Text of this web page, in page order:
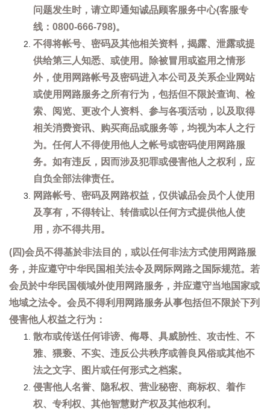
问题发生时，请立即通知诚品顾客服务中心(客服专
线：0800-666-798)。
不得将帐号、密码及其他相关资料，揭露、泄露或提
供给第三人知悉、或使用。除被冒用或盗用之情形
外，使用网路帐号及密码进入本公司及关系企业网站
或使用网路服务之所有行为，包括但不限於查询、检
索、阅览、更改个人资料、参与各项活动，以及取得
相关消费资讯、购买商品或服务等，均视为本人之行
为。任何人不得使用他人之帐号或密码使用网路服
务。如有违反，因而涉及犯罪或侵害他人之权利，应
自负全部法律责任。
网路帐号、密码及网路权益，仅供诚品会员个人使用
及享有，不得转让、转借或以任何方式提供他人使
用，亦不得共用。
(四)会员不得基於非法目的，或以任何非法方式使用网路服
务，并应遵守中华民国相关法令及网际网路之国际规范。若
会员於中华民国领域外使用网路服务，并应遵守当地国家或
地域之法令。会员不得利用网路服务从事包括但不限於下列
侵害他人权益之行为：
散布或传送任何诽谤、侮辱、具威胁性、攻击性、不
雅、猥亵、不实、违反公共秩序或善良风俗或其他不
法之文字、图片或任何形式之档案。
侵害他人名誉、隐私权、营业秘密、商标权、着作
权、专利权、其他智慧财产权及其他权利。